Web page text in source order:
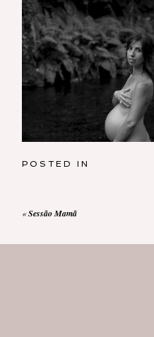
POSTED IN
«Sessão Mamã